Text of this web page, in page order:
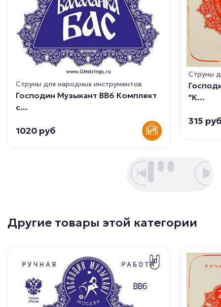
Струны для народных инструментов
Господин Музыкант BB6 Комплект
с...
1020 руб
Струны
"К...
315
Другие товары этой категории